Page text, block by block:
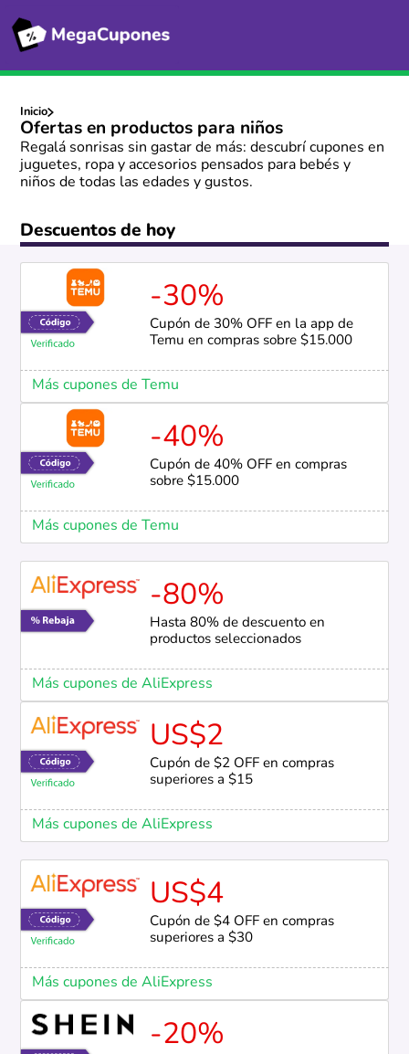
Inicio
Ofertas en productos para niños
Regalá sonrisas sin gastar de más: descubrí cupones en
juguetes, ropa y accesorios pensados para bebés y
niños de todas las edades y gustos.
Descuentos de hoy
-30%
Cupón de 30% OFF en la app de
Temu en compras sobre $15.000
Más cupones de Temu
-40%
Cupón de 40% OFF en compras
sobre $15.000
Más cupones de Temu
-80%
Hasta 80% de descuento en
productos seleccionados
Más cupones de AliExpress
US$2
Cupón de $2 OFF en compras
superiores a $15
Más cupones de AliExpress
US$4
Cupón de $4 OFF en compras
superiores a $30
Más cupones de AliExpress
-20%